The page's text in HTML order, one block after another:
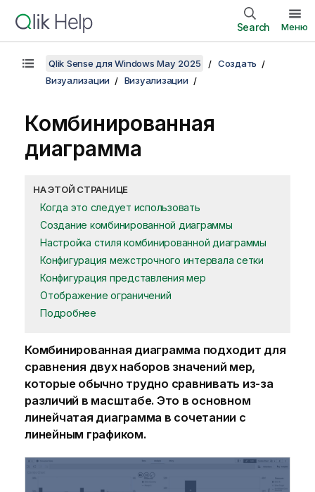
Search Меню
Qlik Sense для Windows May 2025
Создать
Визуализации
Визуализации
Комбинированная
диаграмма
НА ЭТОЙ СТРАНИЦЕ
Когда это следует использовать
Создание комбинированной диаграммы
Настройка стиля комбинированной диаграммы
Конфигурация межстрочного интервала сетки
Конфигурация представления мер
Отображение ограничений
Подробнее
Комбинированная диаграмма подходит для
сравнения двух наборов значений мер,
которые обычно трудно сравнивать из-за
различий в масштабе. Это в основном
линейчатая диаграмма в сочетании с
линейным графиком.